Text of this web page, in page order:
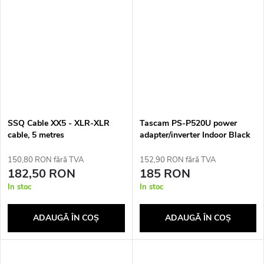
SSQ Cable XX5 - XLR-XLR
cable, 5 metres
150,80 RON fără TVA
182,50 RON
In stoc
ADAUGĂ ÎN COŞ
Tascam PS-P520U power
adapter/inverter Indoor Black
152,90 RON fără TVA
185 RON
In stoc
ADAUGĂ ÎN COŞ